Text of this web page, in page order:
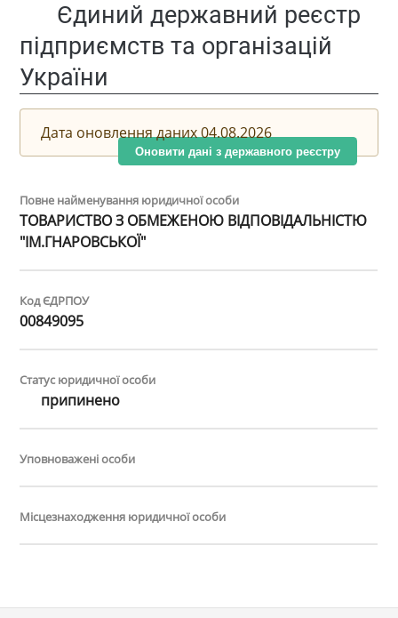
Єдиний державний реєстр
підприємств та організацій
України
Дата оновлення даних 04.08.2026
Оновити дані з державного реєстру
Повне найменування юридичної особи
ТОВАРИСТВО З ОБМЕЖЕНОЮ ВІДПОВІДАЛЬНІСТЮ
"ІМ.ГНАРОВСЬКОЇ"
Код ЄДРПОУ
00849095
Статус юридичної особи
припинено
Уповноважені особи
Місцезнаходження юридичної особи